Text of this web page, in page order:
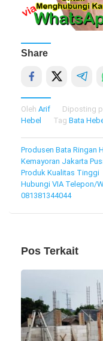
Share
Oleh Arif Diposting
Hebel
Tag Bata
Navigasi
pos
Produsen Bata Ringan
Kemayoran Jakarta
Produk Kualitas Tinggi
Hubungi VIA Telepon/
081381344044
Pos Terkait